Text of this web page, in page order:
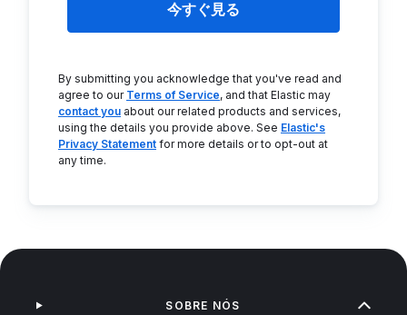
今すぐ見る
By submitting you acknowledge that you've read and
agree to our Terms of Service, and that Elastic may
contact you about our related products and services,
using the details you provide above. See Elastic's
Privacy Statement for more details or to opt-out at
any time.
SOBRE NÓS